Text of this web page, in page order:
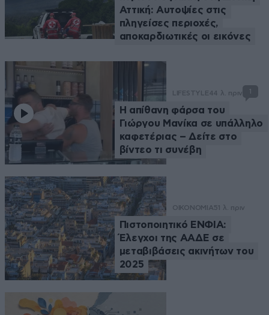
Αττική: Αυτοψίες στις
πληγείσες περιοχές,
αποκαρδιωτικές οι εικόνες
LIFESTYLE44 λ. πριν
Η απίθανη φάρσα του
Γιώργου Μανίκα σε υπάλληλο
καφετέριας – Δείτε στο
βίντεο τι συνέβη
ΟΙΚΟΝΟΜΙΑ51 λ. πριν
Πιστοποιητικό ΕΝΦΙΑ:
Έλεγχοι της ΑΑΔΕ σε
μεταβιβάσεις ακινήτων του
2025